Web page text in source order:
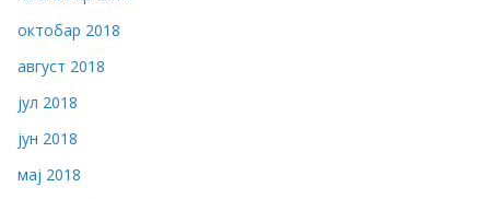
октобар 2018
август 2018
јул 2018
јун 2018
мај 2018